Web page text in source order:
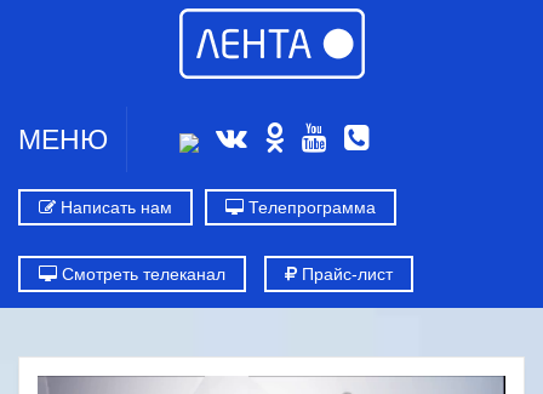
МЕНЮ
Написать нам Телепрограмма
Смотреть телеканал Прайс-лист